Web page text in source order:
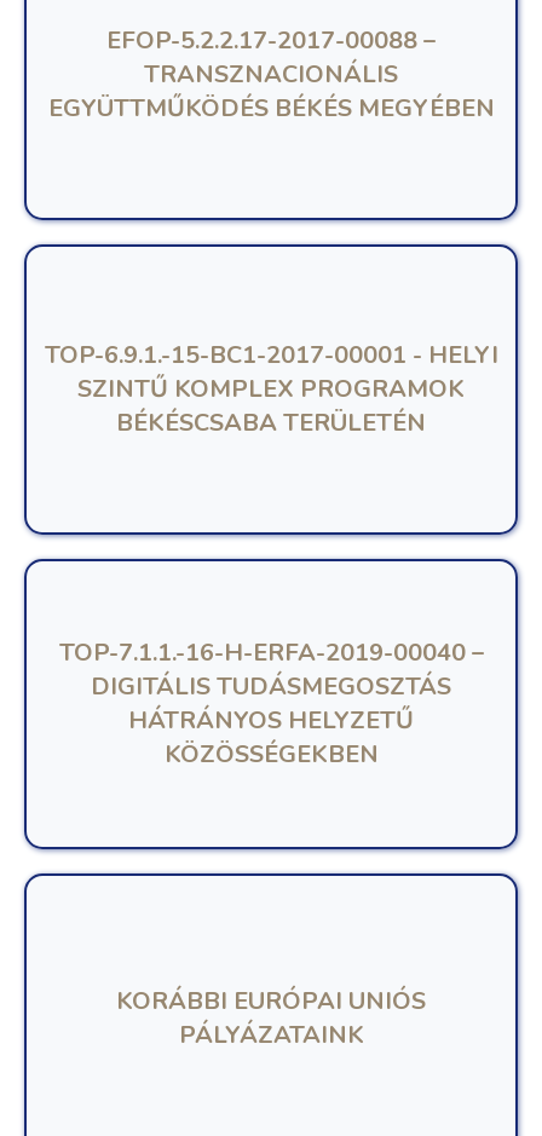
EFOP-5.2.2.17-2017-00088 –
TRANSZNACIONÁLIS
EGYÜTTMŰKÖDÉS BÉKÉS MEGYÉBEN
TOP-6.9.1.-15-BC1-2017-00001 - HELYI
SZINTŰ KOMPLEX PROGRAMOK
BÉKÉSCSABA TERÜLETÉN
TOP-7.1.1.-16-H-ERFA-2019-00040 –
DIGITÁLIS TUDÁSMEGOSZTÁS
HÁTRÁNYOS HELYZETŰ
KÖZÖSSÉGEKBEN
KORÁBBI EURÓPAI UNIÓS
PÁLYÁZATAINK